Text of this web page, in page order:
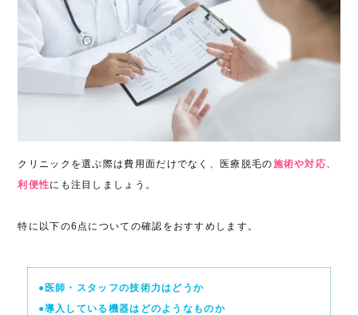
クリニックを選ぶ際は費用面だけでなく、医療脱毛の施術や対応、
利便性にも注目しましょう。
特に以下の6点についての確認をおすすめします。
●医師・スタッフの技術力はどうか
●導入している機器はどのようなものか